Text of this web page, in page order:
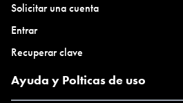
Solicitar una cuenta
Entrar
Recuperar clave
Ayuda y Polticas de uso